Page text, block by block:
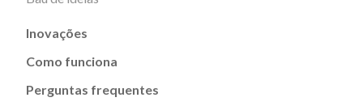
Inovações
Como funciona
Perguntas frequentes